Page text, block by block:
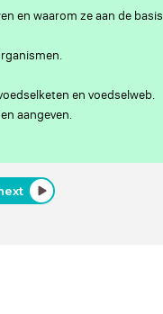
en waarom ze aan de basis
en voedselweb.
aangeven.